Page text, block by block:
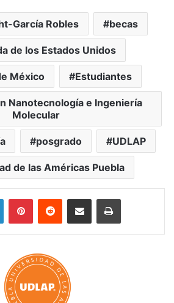
García Robles becas
de los Estados Unidos
México Estudiantes
Nanotecnología e Ingeniería
Molecular
posgrado UDLAP
de las Américas Puebla
LinkedInPinterestReddit Share via Email Print